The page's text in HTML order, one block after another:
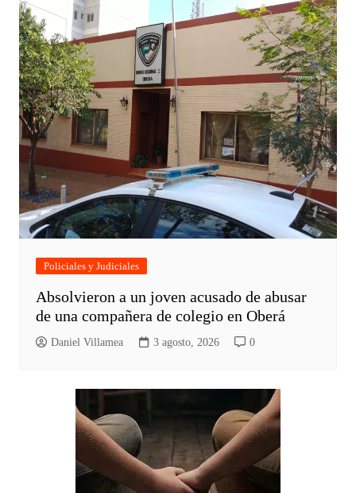
Policiales y Judiciales
Absolvieron a un joven acusado de abusar
de una compañera de colegio en Oberá
Daniel Villamea 3 agosto, 2026 0